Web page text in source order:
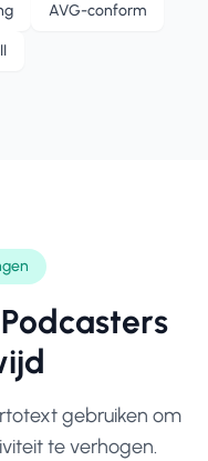
AVG-conform
Podcasters
gebruiken om
te verhogen.